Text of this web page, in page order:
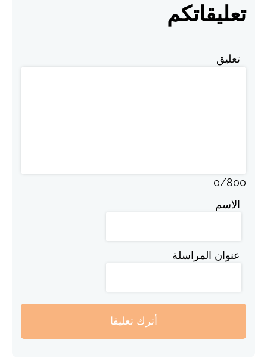
تعليقاتكم
تعليق
0/800
الاسم
عنوان المراسلة
أترك تعليقا